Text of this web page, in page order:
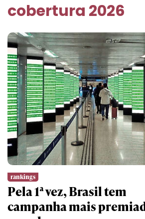
cobertura 2026
rankings
Pela 1ª vez, Brasil tem
campanha mais